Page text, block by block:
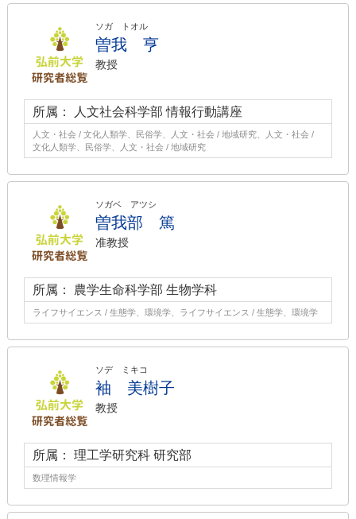
ソガ トオル
曽我 亨
教授
所属： 人文社会科学部 情報行動講座
人文・社会 / 文化人類学、民俗学、人文・社会 / 地域研究、人文・社会 /
文化人類学、民俗学、人文・社会 / 地域研究
ソガベ アツシ
曽我部 篤
准教授
所属： 農学生命科学部 生物学科
ライフサイエンス / 生態学、環境学、ライフサイエンス / 生態学、環境学
ソデ ミキコ
袖 美樹子
教授
所属： 理工学研究科 研究部
数理情報学